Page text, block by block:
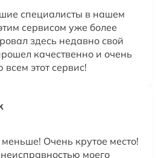
специалисты в нашем
сервисом уже более
здесь недавно свой
качественно и очень
этот сервис!
Очень крутое место!
моего